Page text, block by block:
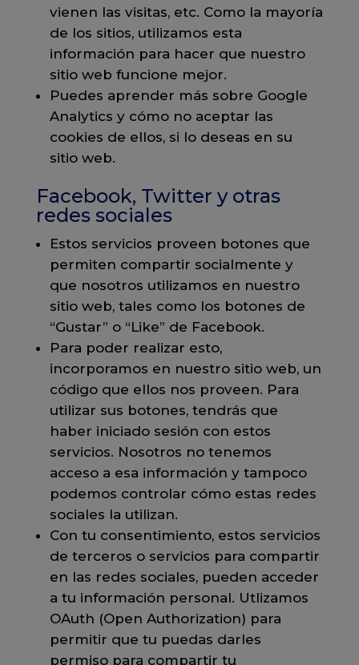
vienen las visitas, etc. Como la mayoría
de los sitios, utilizamos esta
información para hacer que nuestro
sitio web funcione mejor.
Puedes aprender más sobre Google
Analytics y cómo no aceptar las
cookies de ellos, si lo deseas en su
sitio web.
Facebook, Twitter y otras
redes sociales
Estos servicios proveen botones que
permiten compartir socialmente y
que nosotros utilizamos en nuestro
sitio web, tales como los botones de
“Gustar” o “Like” de Facebook.
Para poder realizar esto,
incorporamos en nuestro sitio web, un
código que ellos nos proveen. Para
utilizar sus botones, tendrás que
haber iniciado sesión con estos
servicios. Nosotros no tenemos
acceso a esa información y tampoco
podemos controlar cómo estas redes
sociales la utilizan.
Con tu consentimiento, estos servicios
de terceros o servicios para compartir
en las redes sociales, pueden acceder
a tu información personal. Utlizamos
OAuth (Open Authorization) para
permitir que tu puedas darles
permiso para compartir tu